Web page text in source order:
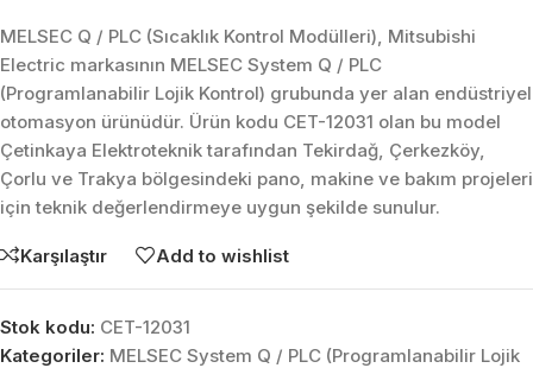
MELSEC Q / PLC (Sıcaklık Kontrol Modülleri), Mitsubishi
Electric markasının MELSEC System Q / PLC
(Programlanabilir Lojik Kontrol) grubunda yer alan endüstriyel
otomasyon ürünüdür. Ürün kodu CET-12031 olan bu model
Çetinkaya Elektroteknik tarafından Tekirdağ, Çerkezköy,
Çorlu ve Trakya bölgesindeki pano, makine ve bakım projeleri
için teknik değerlendirmeye uygun şekilde sunulur.
Karşılaştır Add to wishlist
Stok kodu: CET-12031
Kategoriler: MELSEC System Q / PLC (Programlanabilir Lojik